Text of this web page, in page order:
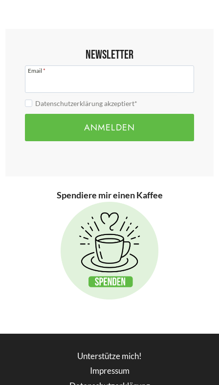
Newsletter
Email *
Datenschutzerklärung akzeptiert*
ANMELDEN
Spendiere mir einen Kaffee
Unterstütze mich!
Impressum